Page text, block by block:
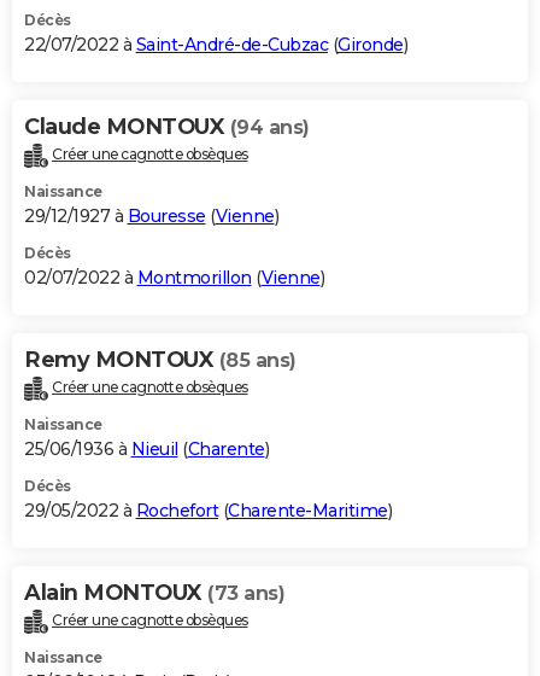
Décès
22/07/2022 à Saint-André-de-Cubzac(Gironde)
Claude MONTOUX (94 ans)
Créer une cagnotte obsèques
Naissance
29/12/1927 à Bouresse (Vienne)
Décès
02/07/2022 à Montmorillon (Vienne)
Remy MONTOUX (85 ans)
Créer une cagnotte obsèques
Naissance
25/06/1936 à Nieuil (Charente)
Décès
29/05/2022 à Rochefort(Charente-Maritime)
Alain MONTOUX (73 ans)
Créer une cagnotte obsèques
Naissance